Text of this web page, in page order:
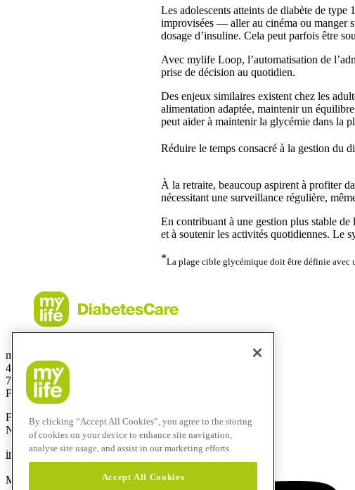
Les adolescents atteints de diabète de type
improvisées — aller au cinéma ou manger
dosage d’insuline. Cela peut parfois être
Avec mylife Loop, l’automatisation de
prise de décision au quotidien.
Des enjeux similaires existent chez les
alimentation adaptée, maintenir un
peut aider à maintenir la glycémie dans la
Réduire le temps consacré à la gestion du
À la retraite, beaucoup aspirent à profiter
nécessitant une surveillance régulière,
En contribuant à une gestion plus stable
et à soutenir les activités quotidiennes. Le
*La plage cible glycémique doit être définie avec
mylife Diabetes Care S.A.S
44 rue Lafayette
75009 Paris
France
F +33 1 58 70 20 00
Numéro vert: 0800 883 056
info@mylife-diabetescare.fr
Marques et images
By clicking “Accept All Cookies”, you agree to the storing
of cookies on your device to enhance site navigation,
analyse site usage, and assist in our marketing efforts.
Accept All Cookies